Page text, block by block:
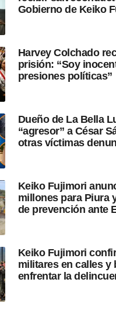
d
p
u
b
a
c
Gobierno de Keiko
Harvey Colchado
prisión: “Soy
presiones políticas”
Dueño de La Bella
“agresor” a César
otras víctimas
Keiko Fujimori
millones para Piura
de prevención ante
Keiko Fujimori
militares en calles y
enfrentar la